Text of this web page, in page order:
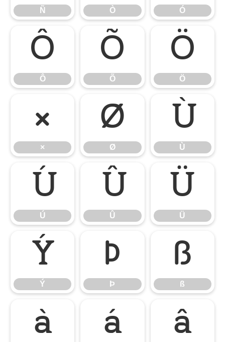
Ñ Ò Ó
Ô
Ô
Õ
Õ
Ö
Ö
×
×
Ø
Ø
Ù
Ù
Ú
Ú
Û
Û
Ü
Ü
Ý
Ý
Þ
Þ
ß
ß
à á â